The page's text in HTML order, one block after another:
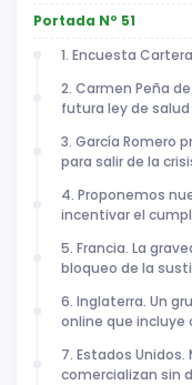
Portada Nº 51
1. Encuesta
2. Carmen Peña
futura ley de
3. García Romero
para salir de la
4. Proponemos
incentivar el
5. Francia. La
bloqueo de la
6. Inglaterra. Un
online que
7. Estados
comercializan sin